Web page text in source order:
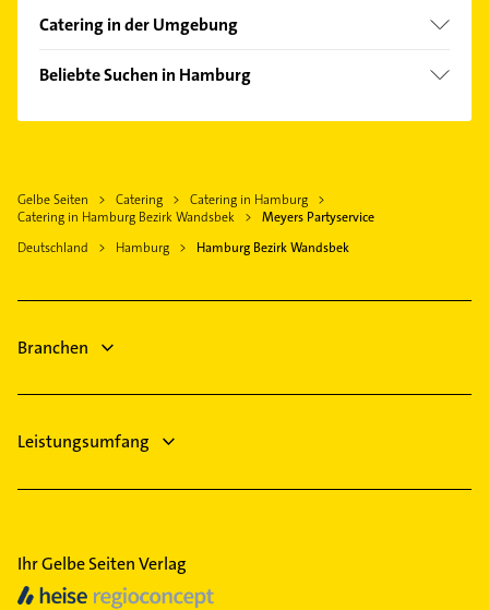
Bezirk Altona
Bezirk Eimsbüttel
Hamburg-Altstadt
Catering in der Umgebung
Glinde Kreis Stormarn
Rellingen
Beliebte Suchen in Hamburg
Rechtsanwalt
Sanitärinstallation
Elektroinstallation
Elektriker
Gelbe Seiten Catering
Catering in Hamburg
Catering in Hamburg Bezirk Wandsbek
Meyers Partyservice
Deutschland
Hamburg Hamburg Bezirk Wandsbek
Branchen
Leistungsumfang
Ihr Gelbe Seiten Verlag